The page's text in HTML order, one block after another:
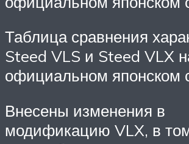
Таблица сравнения
Steed VLS и Steed VLX
официальном японском
Внесены изменения в
модификацию VLX, в